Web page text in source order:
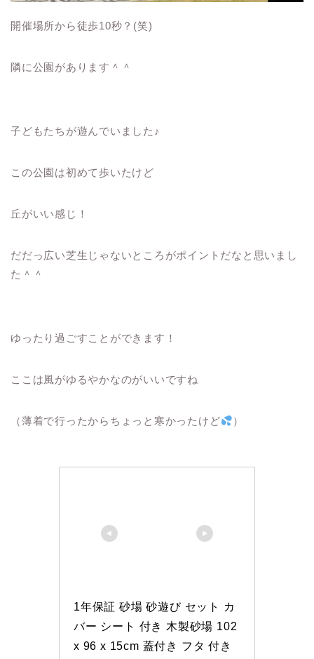
開催場所から徒歩10秒？(笑)
隣に公園があります＾＾
子どもたちが遊んでいました♪
この公園は初めて歩いたけど
丘がいい感じ！
だだっ広い芝生じゃないところがポイントだなと思いまし
た＾＾
ゆったり過ごすことができます！
ここは風がゆるやかなのがいいですね
（薄着で行ったからちょっと寒かったけど ）
1年保証 砂場 砂遊び セット カ
バー シート 付き 木製砂場 102
x 96 x 15cm 蓋付き フタ 付き